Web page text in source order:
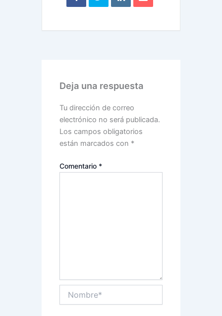
Deja una respuesta
Tu dirección de correo
electrónico no será publicada.
Los campos obligatorios
están marcados con *
Comentario *